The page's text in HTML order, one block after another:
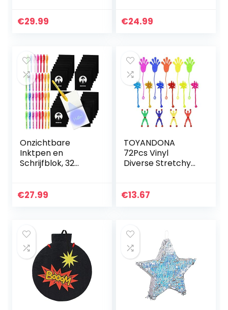
kleine geschenken
€29.99
partyspellen,
€24.99
Onzichtbare
Inktpen en
Schrijfblok, 32
Kids Verjaardagen
€27.99
TOYANDONA
72Pcs Vinyl
Diverse Stretchy
Speelgoed
€13.67